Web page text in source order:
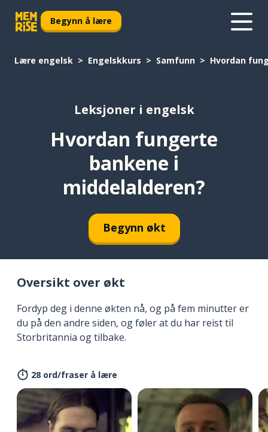
Begynn å lære
Lære engelsk Engelskkurs Samfunn Hvordan
Leksjoner i engelsk
Hvordan fungerte
bankene i
middelalderen?
Begynn økt
Oversikt over økt
Fordyp deg i denne økten nå, og på fem minutter er
du på den andre siden, og føler at du har reist til
Storbritannia og tilbake.
28 ord/fraser å lære